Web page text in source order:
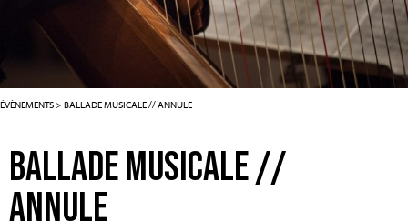
ÉVÈNEMENTS> BALLADE MUSICALE // ANNULE
BALLADE MUSICALE //
ANNULE